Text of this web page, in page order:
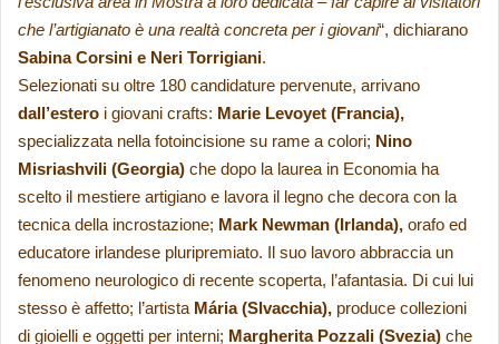
che l’artigianato è una realtà concreta per i giovani“, dichiarano
Sabina Corsini e Neri Torrigiani.
Selezionati su oltre 180 candidature pervenute, arrivano
dall’estero i giovani crafts: Marie Levoyet (Francia),
specializzata nella fotoincisione su rame a colori; Nino
Misriashvili (Georgia) che dopo la laurea in Economia ha
scelto il mestiere artigiano e lavora il legno che decora con la
tecnica della incrostazione; Mark Newman (Irlanda), orafo ed
educatore irlandese pluripremiato. Il suo lavoro abbraccia un
fenomeno neurologico di recente scoperta, l’afantasia. Di cui lui
stesso è affetto; l’artista Mária (Slvacchia), produce collezioni
di gioielli e oggetti per interni; Margherita Pozzali (Svezia) che